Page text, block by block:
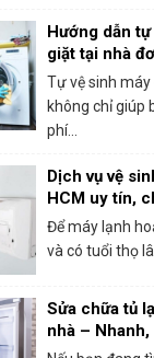
Hướng dẫn
giặt tại nhà
Tự vệ sinh
không chỉ giúp
phí...
Dịch vụ vệ
HCM uy tín,
Để máy lạnh
và có tuổi thọ
Sửa chữa tủ
nhà –
chặt chém!